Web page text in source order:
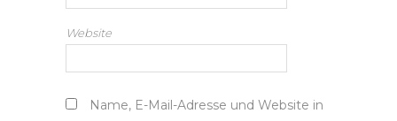
Website
Name, E-Mail-Adresse und Website in